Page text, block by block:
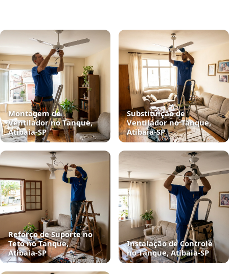
Montagem de
Ventilador no Tanque,
Atibaia‑SP
Substituição de
Ventilador no Tanque,
Atibaia‑SP
Reforço de Suporte no
Teto no Tanque,
Atibaia‑SP
Instalação de Controle
no Tanque, Atibaia‑SP